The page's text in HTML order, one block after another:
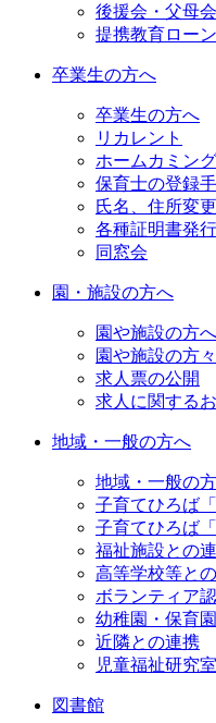
後援会・父母会
提携教育ロー
卒業生の方へ
卒業生の方へ
リカレント
ホームカミン
保育士の登録
氏名、住所変
各種証明書発
同窓会
園・施設の方へ
園や施設の方へ
園や施設の方
求人票の公開
求人に関する
地域・一般の方へ
地域・一般の
子育てひろば
子育てひろば
福祉施設との
高等学校等と
ボランティア
幼稚園・保育
近隣との連携
児童福祉研究室
図書館